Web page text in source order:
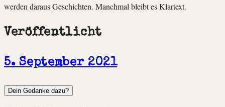
werden daraus Geschichten. Manchmal bleibt es Klartext.
Veröffentlicht
5. September 2021
Dein Gedanke dazu?